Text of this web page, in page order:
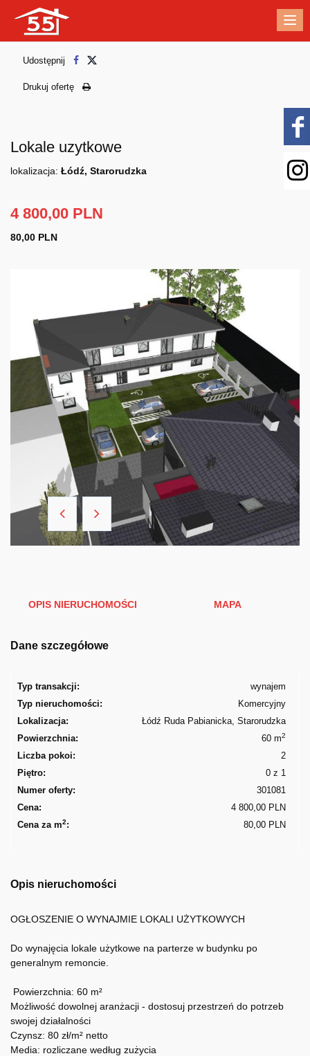
Udostępnij
Drukuj ofertę
Lokale uzytkowe
lokalizacja: Łódź, Starorudzka
4 800,00 PLN
80,00 PLN
OPIS NIERUCHOMOŚCI MAPA
Dane szczegółowe
Typ transakcji:
wynajem
Typ nieruchomości:
Komercyjny
Lokalizacja:
Łódź Ruda Pabianicka, Starorudzka
Powierzchnia:
60 m2
Liczba pokoi:
2
Piętro:
0 z 1
Numer oferty:
301081
Cena:
4 800,00 PLN
Cena za m2: 80,00 PLN
Opis nieruchomości
OGŁOSZENIE O WYNAJMIE LOKALI UŻYTKOWYCH
Do wynajęcia lokale użytkowe na parterze w budynku po
generalnym remoncie.
Powierzchnia: 60 m²
Możliwość dowolnej aranżacji - dostosuj przestrzeń do potrzeb
swojej działalności
Czynsz: 80 zł/m² netto
Media: rozliczane według zużycia